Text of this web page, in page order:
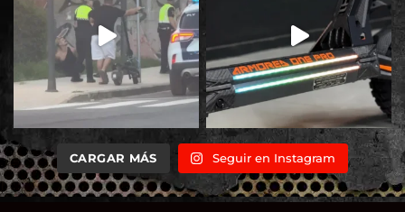
CARGAR MÁS Seguir en Instagram